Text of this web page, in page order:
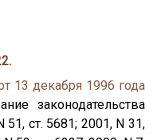
13 декабря 1996 года
законодательства
ст. 5681; 2001, N 31,